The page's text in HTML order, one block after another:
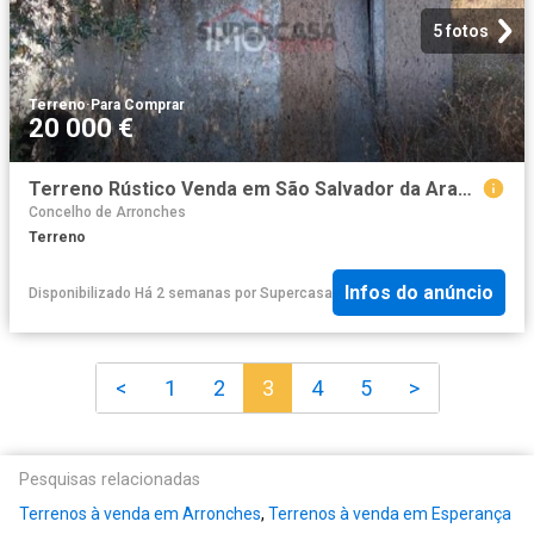
5 fotos
Terreno·Para Comprar
20 000 €
Terreno Rústico Venda em São Salvador da Aramenha,Marvão
Concelho de Arronches
Terreno
Disponibilizado Há 2 semanas por Supercasa Infos do anúncio
< 1 2 3 4 5 >
Pesquisas relacionadas
Terrenos à venda em Arronches, Terrenos à venda em Esperança